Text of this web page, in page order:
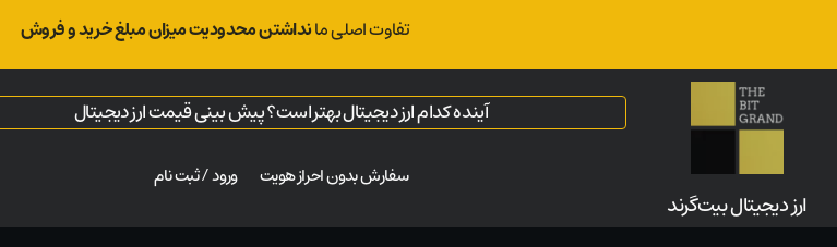
تفاوت اصلی مانداشتن محدودیت میزان مبلغ خرید و فروش
ارز‌ دیجیتال بیت‌گرند
آینده کدام ارز دیجیتال بهتر است؟ پیش بینی قیمت ارز دیجیتال
سفارش بدون احراز هویت ورود / ثبت نام